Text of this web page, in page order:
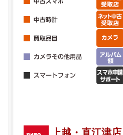
上越・直江津店